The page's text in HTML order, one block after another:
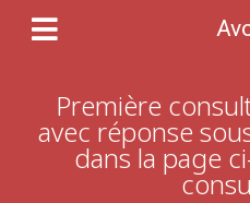
Première
avec réponse
dans la page